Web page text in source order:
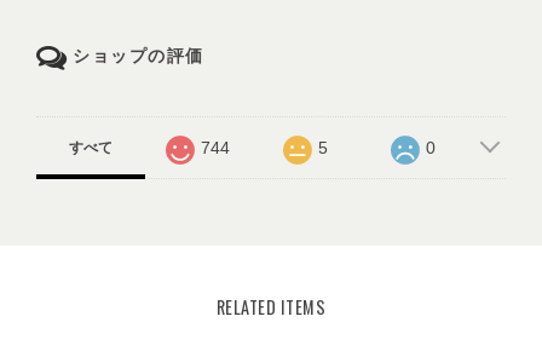
ショップの評価
すべて 744 5 0
RELATED ITEMS